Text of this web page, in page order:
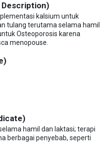
kalsium untuk
tulang terutama selama hamil
Osteoporosis karena
menopouse.
hamil dan laktasi; terapi
berbagai penyebab, seperti